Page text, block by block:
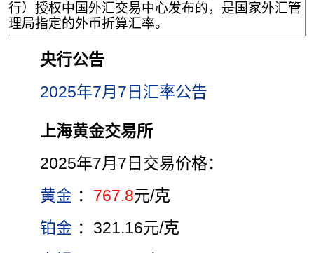
行）授权中国外汇交易中心发布的，是国家外汇管
理局指定的外币折算汇率。
央行公告
2025年7月7日汇率公告
上海黄金交易所
2025年7月7日交易价格：
黄金 ： 767.8元/克
铂金 ：321.16元/克